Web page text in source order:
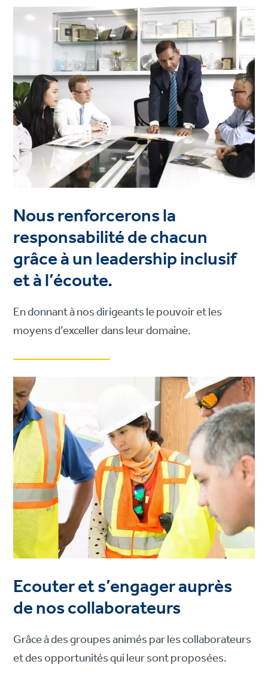
Nous renforcerons la
responsabilité de chacun
grâce à un leadership inclusif
et à l’écoute.
En donnant à nos dirigeants le pouvoir et les
moyens d’exceller dans leur domaine.
Ecouter et s’engager auprès
de nos collaborateurs
Grâce à des groupes animés par les collaborateurs
et des opportunités qui leur sont proposées.